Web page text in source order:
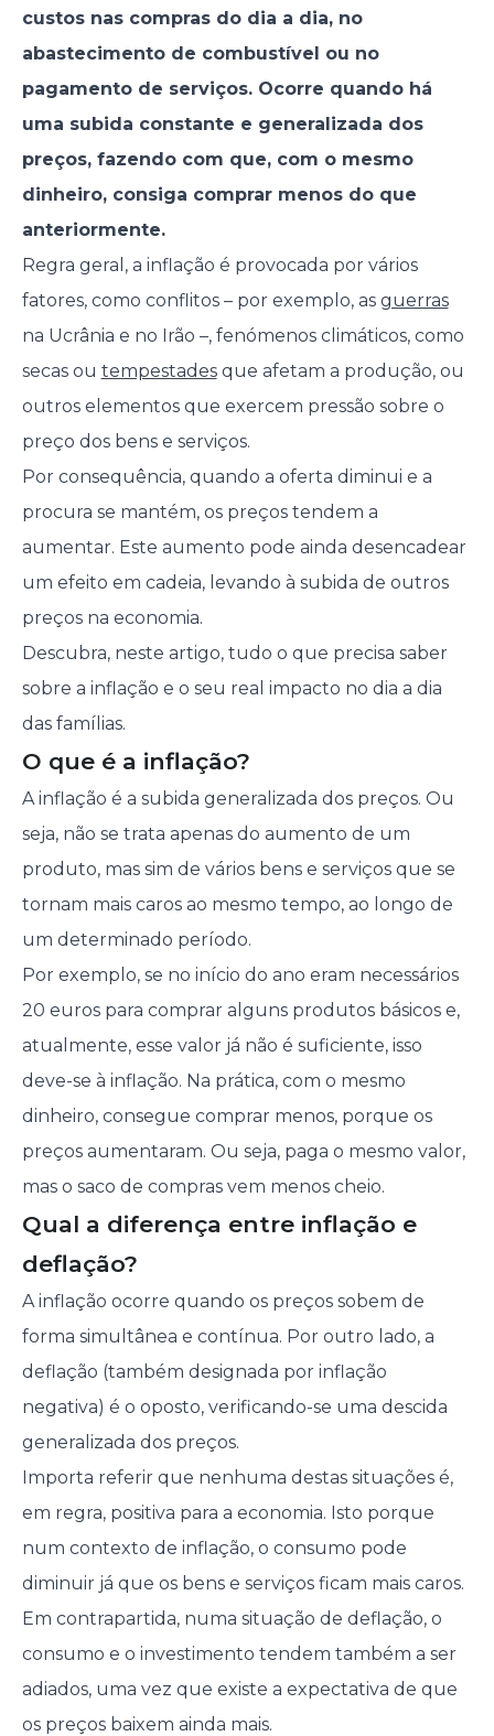
custos nas compras do dia a dia, no
abastecimento de combustível ou no
pagamento de serviços. Ocorre quando há
uma subida constante e generalizada dos
preços, fazendo com que, com o mesmo
dinheiro, consiga comprar menos do que
anteriormente.
Regra geral, a inflação é provocada por vários
fatores, como conflitos – por exemplo, as guerras
na Ucrânia e no Irão –, fenómenos climáticos, como
secas ou tempestadesque afetam a produção, ou
outros elementos que exercem pressão sobre o
preço dos bens e serviços.
Por consequência, quando a oferta diminui e a
procura se mantém, os preços tendem a
aumentar. Este aumento pode ainda desencadear
um efeito em cadeia, levando à subida de outros
preços na economia.
Descubra, neste artigo, tudo o que precisa saber
sobre a inflação e o seu real impacto no dia a dia
das famílias.
O que é a inflação?
A inflação é a subida generalizada dos preços. Ou
seja, não se trata apenas do aumento de um
produto, mas sim de vários bens e serviços que se
tornam mais caros ao mesmo tempo, ao longo de
um determinado período.
Por exemplo, se no início do ano eram necessários
20 euros para comprar alguns produtos básicos e,
atualmente, esse valor já não é suficiente, isso
deve-se à inflação. Na prática, com o mesmo
dinheiro, consegue comprar menos, porque os
preços aumentaram. Ou seja, paga o mesmo valor,
mas o saco de compras vem menos cheio.
Qual a diferença entre inflação e
deflação?
A inflação ocorre quando os preços sobem de
forma simultânea e contínua. Por outro lado, a
deflação (também designada por inflação
negativa) é o oposto, verificando-se uma descida
generalizada dos preços.
Importa referir que nenhuma destas situações é,
em regra, positiva para a economia. Isto porque
num contexto de inflação, o consumo pode
diminuir já que os bens e serviços ficam mais caros.
Em contrapartida, numa situação de deflação, o
consumo e o investimento tendem também a ser
adiados, uma vez que existe a expectativa de que
os preços baixem ainda mais.